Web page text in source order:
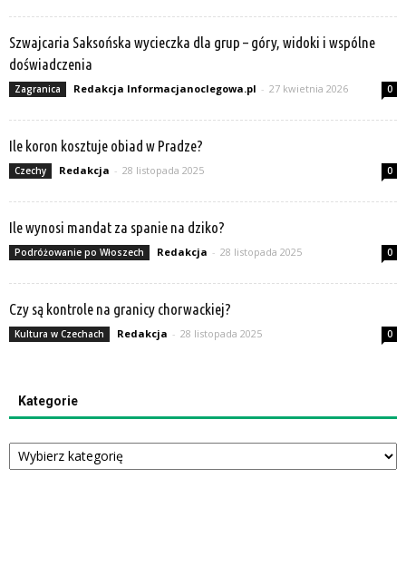
Szwajcaria Saksońska wycieczka dla grup – góry, widoki i wspólne
doświadczenia
Zagranica Redakcja Informacjanoclegowa.pl - 27 kwietnia 2026 0
Ile koron kosztuje obiad w Pradze?
Czechy Redakcja - 28 listopada 2025 0
Ile wynosi mandat za spanie na dziko?
Podróżowanie po Włoszech Redakcja - 28 listopada 2025 0
Czy są kontrole na granicy chorwackiej?
Kultura w Czechach Redakcja - 28 listopada 2025 0
Kategorie
Kategorie